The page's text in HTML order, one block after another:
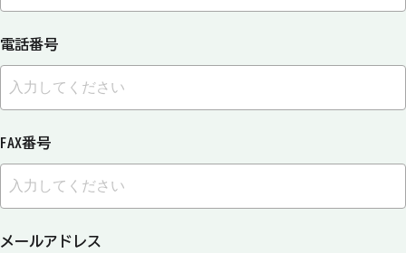
電話番号
FAX番号
メールアドレス